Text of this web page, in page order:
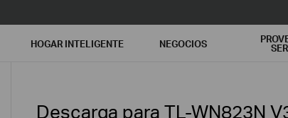
HOGAR INTELIGENTE NEGOCIOS
Descarga para TL-WN823N